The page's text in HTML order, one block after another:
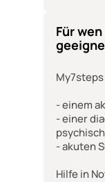
Für
- einem
- einer
- akuten
Hilfe in